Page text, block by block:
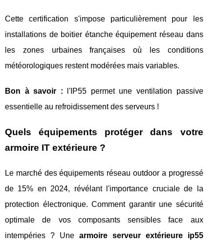
Cette certification s'impose particulièrement pour les
installations de boitier étanche équipement réseau dans
les zones urbaines françaises où les conditions
météorologiques restent modérées mais variables.
Bon à savoir : l'IP55 permet une ventilation passive
essentielle au refroidissement des serveurs !
Quels équipements protéger dans votre
armoire IT extérieure ?
Le marché des équipements réseau outdoor a progressé
de 15% en 2024, révélant l'importance cruciale de la
protection électronique. Comment garantir une sécurité
optimale de vos composants sensibles face aux
intempéries ? Une armoire serveur extérieure ip55